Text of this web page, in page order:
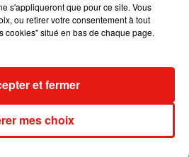
annonce une collaboration
s'appliqueront que pour ce site. Vous
ou retirer votre consentement à tout
cookies" situé en bas de chaque page.
mes choix
et fermer